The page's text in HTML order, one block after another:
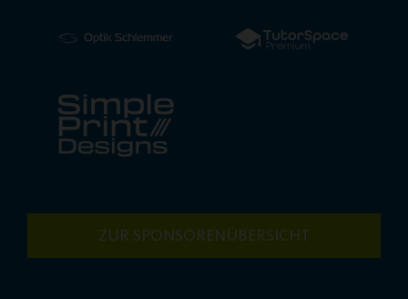
ZUR SPONSORENÜBERSICHT